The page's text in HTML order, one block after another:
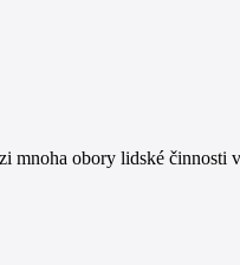
mnoha obory lidské